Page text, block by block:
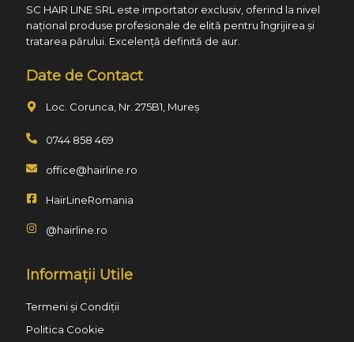
SC HAIR LINE SRL este importator exclusiv, oferind la nivel
național produse profesionale de elită pentru îngrijirea și
tratarea părului. Excelență definită de aur.
Date de Contact
Loc. Corunca, Nr. 275B1, Mureș
0744 858 469
office@hairline.ro
HairLineRomania
@hairline.ro
Informații Utile
Termeni și Condiții
Politica Cookie